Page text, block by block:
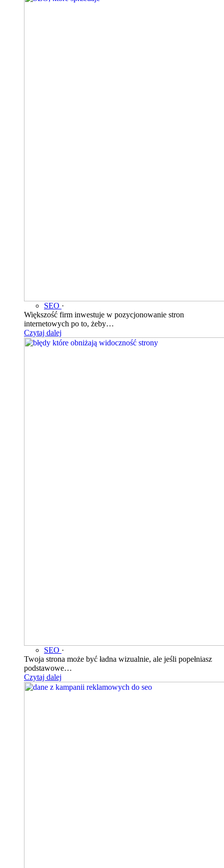
SEO ·
Większość firm inwestuje w pozycjonowanie stron
internetowych po to, żeby…
Czytaj dalej
SEO ·
Twoja strona może być ładna wizualnie, ale jeśli popełniasz
podstawowe…
Czytaj dalej